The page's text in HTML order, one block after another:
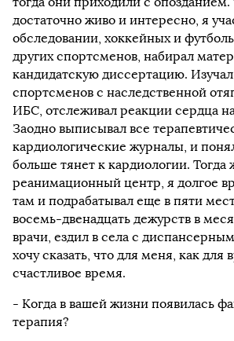
достаточно живо и интересно, я
обследовании, хоккейных и
других спортсменов, набирал
кандидатскую диссертацию.
спортсменов с наследственной
ИБС, отслеживал реакции сердца на
Заодно выписывал все
кардиологические журналы, и
больше тянет к кардиологии. Тогда
реанимационный центр, я долгое
там и подрабатывал еще в пяти
восемь-двенадцать дежурств в
врачи, ездил в села с
хочу сказать, что для меня, как для
счастливое время.
- Когда в вашей жизни появилась
терапия?